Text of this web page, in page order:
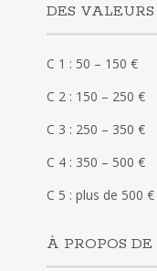
DES VALEURS
C 1 : 50 – 150 €
C 2 : 150 – 250 €
C 3 : 250 – 350 €
C 4 : 350 – 500 €
C 5 : plus de 500 €
À PROPOS